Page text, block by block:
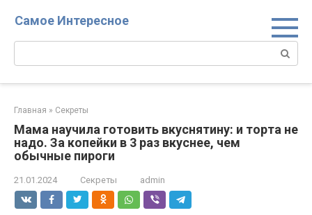
Самое Интересное
Поиск:
Главная » Секреты
Мама научила готовить вкуснятину: и торта не
надо. За копейки в 3 раз вкуснее, чем
обычные пироги
21.01.2024 Секреты admin